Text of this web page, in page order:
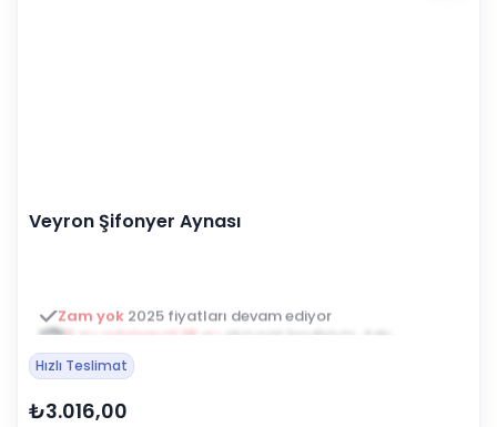
Veyron Şifonyer Aynası
3 ay ertelemeli 18 ayalışveriş kredisiyle öde
Hızlı Teslimat
₺3.016,00